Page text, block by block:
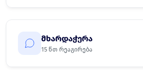
მხარდაჭერა
15 წთ რეაგირება